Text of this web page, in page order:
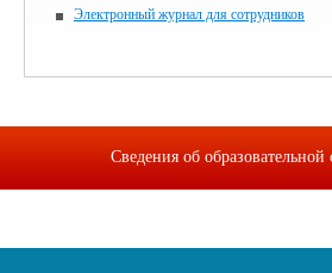
Электронный журнал для сотрудников
Сведения об образовательной